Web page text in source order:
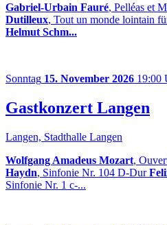
Gabriel-Urbain Fauré, Pelléas et
Dutilleux, Tout un monde lointain
Helmut Schm...
Sonntag 15. November 2026 19:00
Gastkonzert Langen
Langen, Stadthalle Langen
Wolfgang Amadeus Mozart,
Haydn, Sinfonie Nr. 104 D-Dur
Sinfonie Nr. 1 c-...